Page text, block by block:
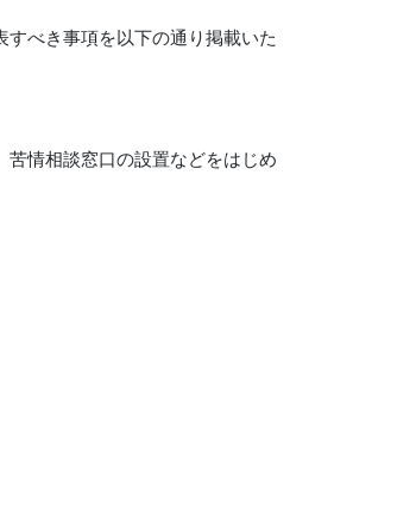
べき事項を以下の通り掲載いた
情相談窓口の設置などをはじめ